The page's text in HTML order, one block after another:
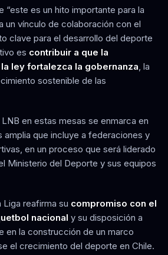
“este es un hito importante para la
un vínculo de colaboración con el
clave para el desarrollo del deporte
es contribuir a que la
ley fortalezca la gobernanza, la
sostenible de las
en estas mesas se enmarca en
amplia que incluye a federaciones y
en un proceso que será liderado
Ministerio del Deporte y sus equipos
Liga reafirma su compromiso con el
nacional y su disposición a
en la construcción de un marco
el crecimiento del deporte en Chile.